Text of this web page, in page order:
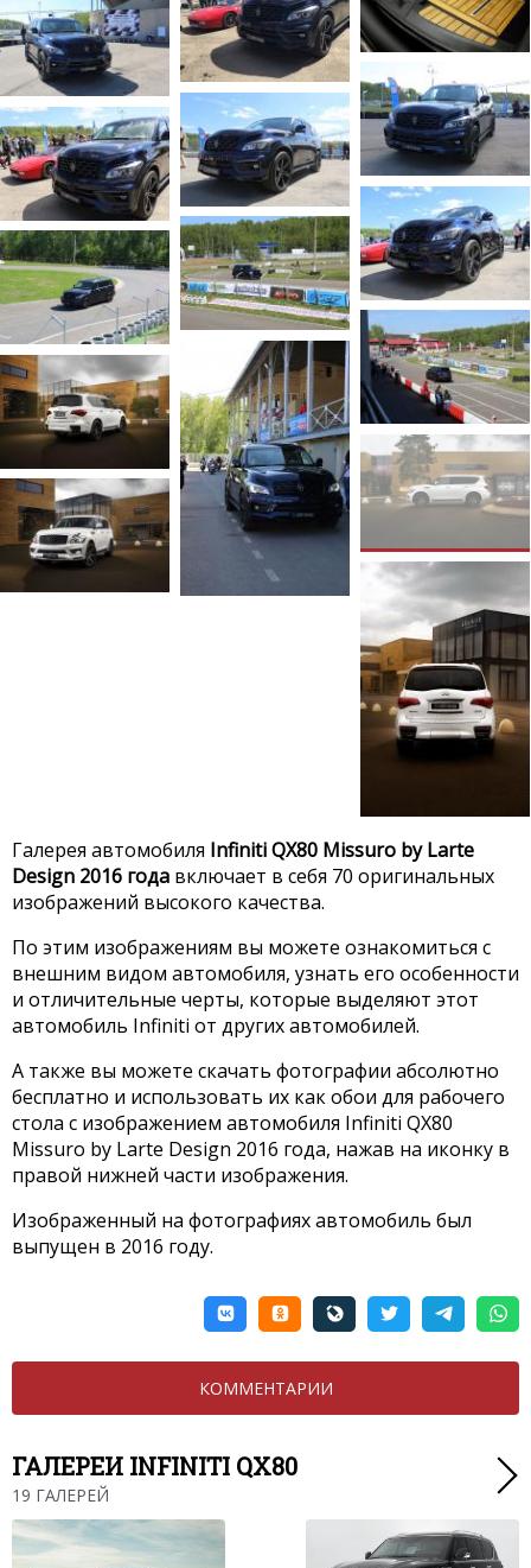
Галерея автомобиля Infiniti QX80 Missuro by Larte
Design 2016 года включает в себя 70 оригинальных
изображений высокого качества.
По этим изображениям вы можете ознакомиться с
внешним видом автомобиля, узнать его особенности
и отличительные черты, которые выделяют этот
автомобиль Infiniti от других автомобилей.
А также вы можете скачать фотографии абсолютно
бесплатно и использовать их как обои для рабочего
стола с изображением автомобиля Infiniti QX80
Missuro by Larte Design 2016 года, нажав на иконку в
правой нижней части изображения.
Изображенный на фотографиях автомобиль был
выпущен в 2016 году.
КОММЕНТАРИИ
ГАЛЕРЕИ INFINITI QX80
19 ГАЛЕРЕЙ